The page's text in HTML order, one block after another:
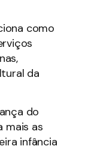
como
da
do
mais as
infância